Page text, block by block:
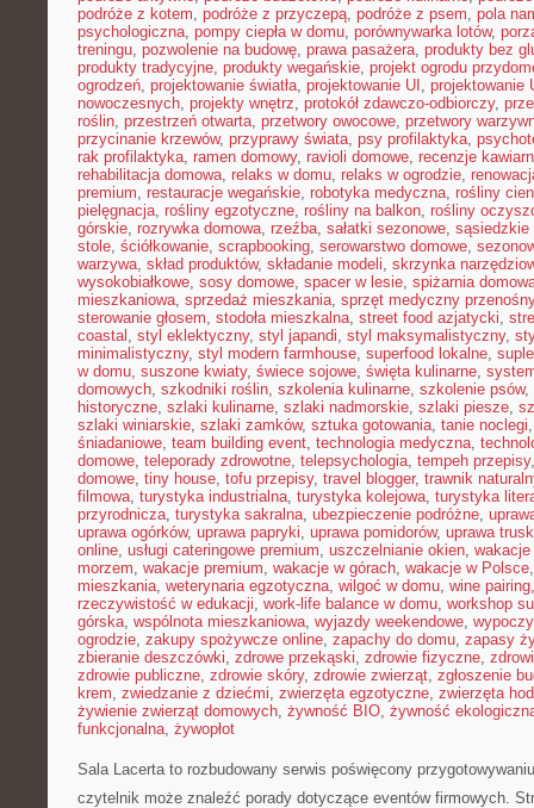
podróże z kotem, podróże z przyczepą, podróże z psem, pola
psychologiczna, pompy ciepła w domu, porównywarka lotów,
treningu, pozwolenie na budowę, prawa pasażera, produkty bez
produkty tradycyjne, produkty wegańskie, projekt ogrodu
ogrodzeń, projektowanie światła, projektowanie UI , projektowanie
nowoczesnych, projekty wnętrz, protokół zdawczo-odbiorczy,
roślin, przestrzeń otwarta, przetwory owocowe, przetwory
przycinanie krzewów, przyprawy świata, psy profilaktyka,
rak profilaktyka, ramen domowy, ravioli domowe, recenzje
rehabilitacja domowa, relaks w domu, relaks w ogrodzie,
premium, restauracje wegańskie, robotyka medyczna, rośliny
pielęgnacja, rośliny egzotyczne, rośliny na balkon, rośliny
górskie, rozrywka domowa, rzeźba, sałatki sezonowe, sąsiedzkie
stole, ściółkowanie, scrapbooking, serowarstwo domowe,
warzywa, skład produktów, składanie modeli, skrzynka
wysokobiałkowe, sosy domowe, spacer w lesie, spiżarnia
mieszkaniowa, sprzedaż mieszkania, sprzęt medyczny przenośny
sterowanie głosem, stodoła mieszkalna, street food azjatycki,
coastal , styl eklektyczny, styl japandi, styl maksymalistyczny,
minimalistyczny, styl modern farmhouse, superfood lokalne,
w domu, suszone kwiaty, świece sojowe, święta kulinarne,
domowych, szkodniki roślin, szkolenia kulinarne, szkolenie psów,
historyczne, szlaki kulinarne, szlaki nadmorskie, szlaki piesze,
szlaki winiarskie, szlaki zamków, sztuka gotowania, tanie noclegi
śniadaniowe, team building event, technologia medyczna,
domowe, teleporady zdrowotne, telepsychologia, tempeh przepisy
domowe, tiny house, tofu przepisy, travel blogger, trawnik
filmowa, turystyka industrialna, turystyka kolejowa, turystyka
przyrodnicza, turystyka sakralna, ubezpieczenie podróżne,
uprawa ogórków, uprawa papryki, uprawa pomidorów, uprawa
online, usługi cateringowe premium, uszczelnianie okien,
morzem, wakacje premium, wakacje w górach, wakacje w Polsce
mieszkania, weterynaria egzotyczna, wilgoć w domu, wine pairing
rzeczywistość w edukacji, work-life balance w domu, workshop
górska, wspólnota mieszkaniowa, wyjazdy weekendowe,
ogrodzie, zakupy spożywcze online, zapachy do domu, zapasy
zbieranie deszczówki, zdrowe przekąski, zdrowie fizyczne,
zdrowie publiczne, zdrowie skóry, zdrowie zwierząt, zgłoszenie
krem, zwiedzanie z dziećmi, zwierzęta egzotyczne, zwierzęta
żywienie zwierząt domowych, żywność BIO, żywność
funkcjonalna, żywopłot
Sala Lacerta to rozbudowany serwis poświęcony
czytelnik może znaleźć porady dotyczące eventów firmowych.